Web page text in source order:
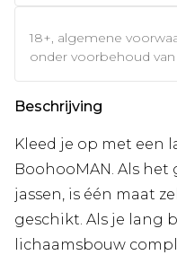
18+, algemene
onder voorbehoud van
Beschrijving
Kleed je op met een
BoohooMAN. Als het
jassen, is één maat
geschikt. Als je lang
lichaamsbouw